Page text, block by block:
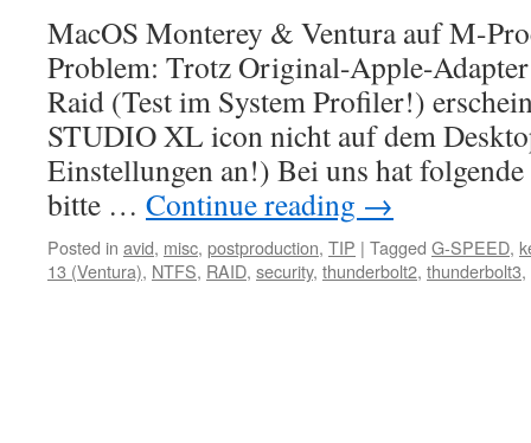
MacOS Monterey & Ventura auf M-
Problem: Trotz Original-Apple-
Raid (Test im System Profiler!)
STUDIO XL icon nicht auf dem
Einstellungen an!) Bei uns hat
bitte … Continue reading →
Posted in avid, misc, postproduction, TIP | Tagged G-SPEED,
13 (Ventura), NTFS, RAID, security, thunderbolt2, thunderbolt3,